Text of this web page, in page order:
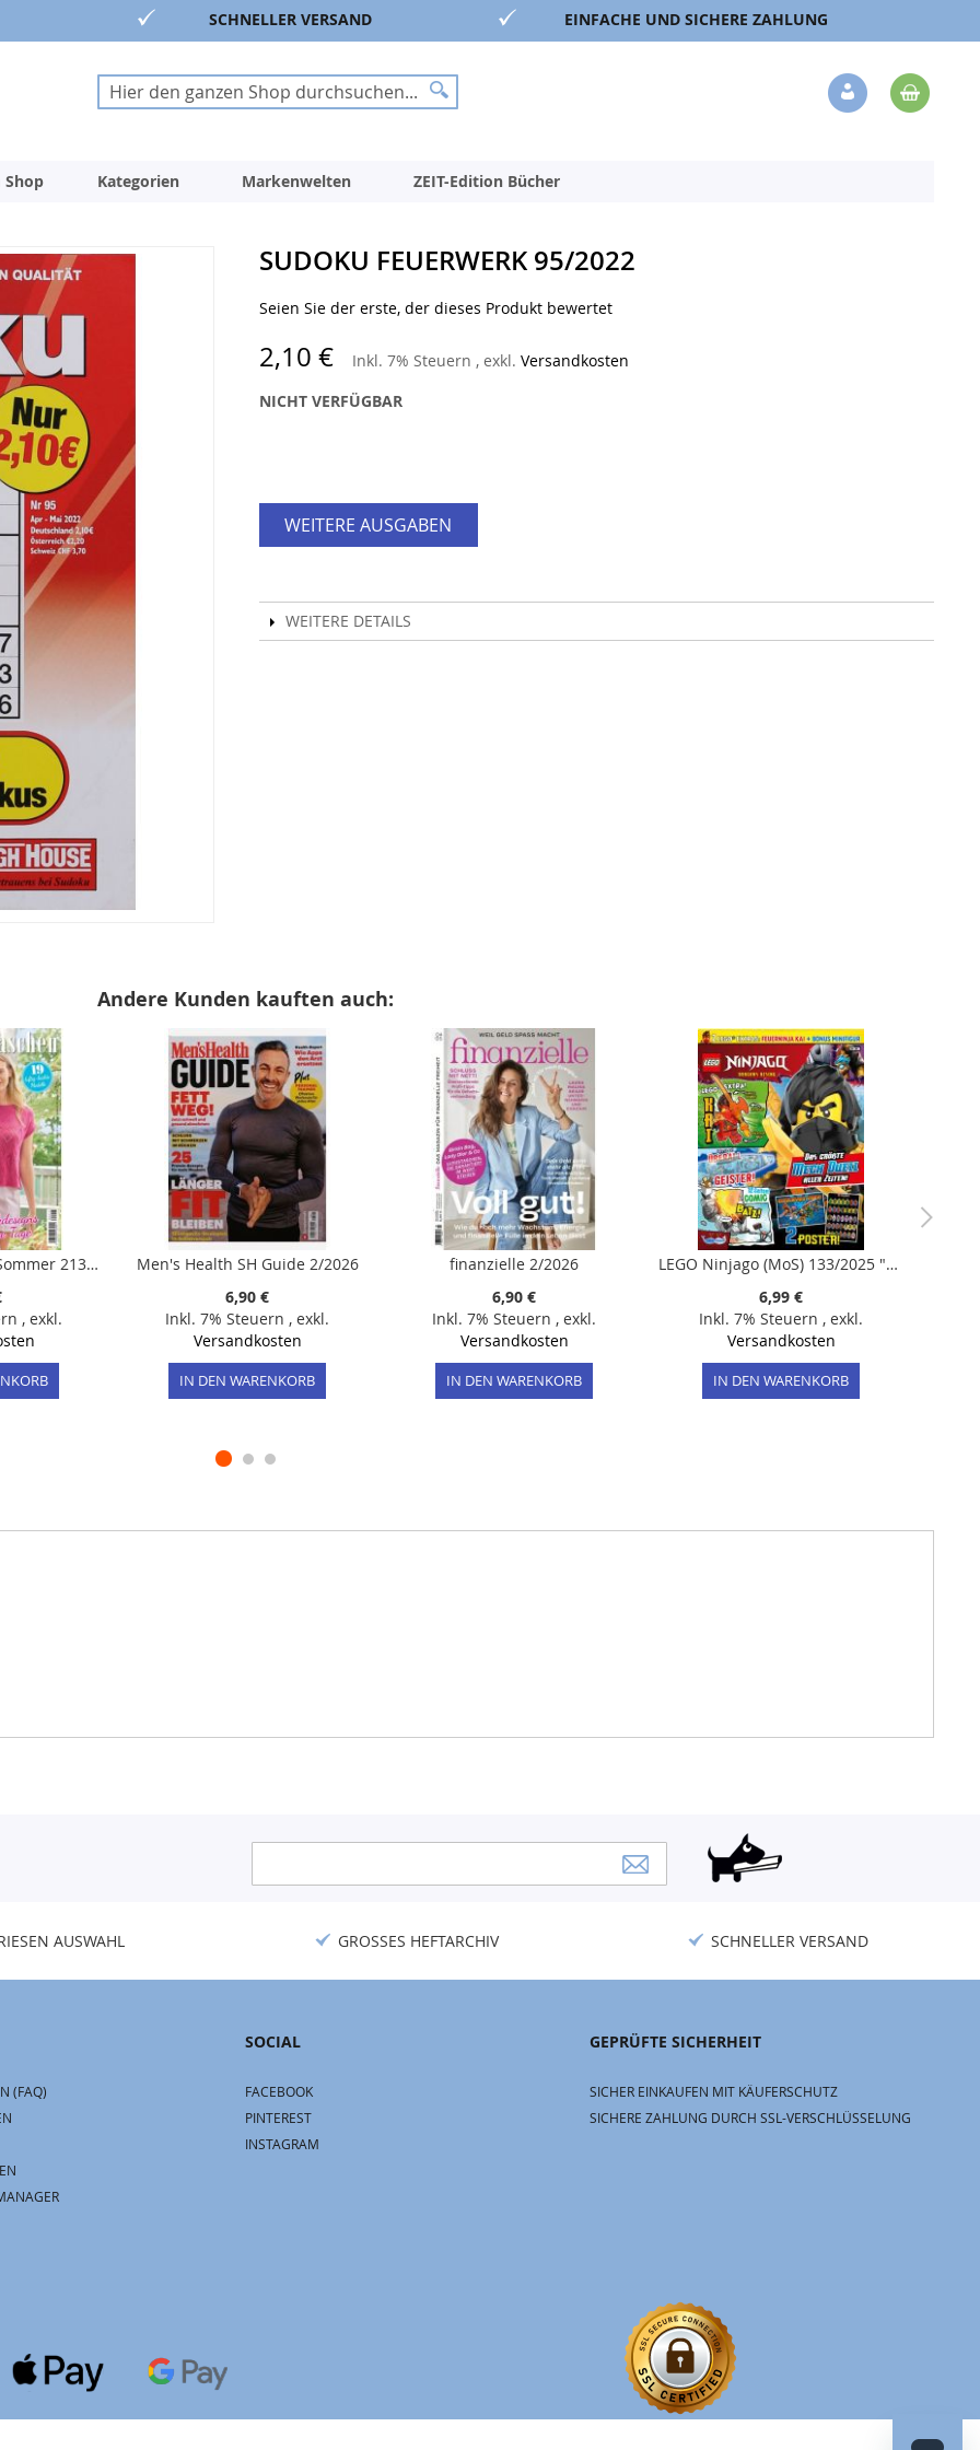
SCHNELLER VERSAND EINFACHE UND SICHERE ZAHLUNG
Suche
Suche
Veränderung
Shop Kategorien Markenwelten ZEIT-Edition Bücher
SUDOKU FEUERWERK 95/2022
Seien Sie der erste, der dieses Produkt bewertet
2,10 € Inkl. 7% Steuern , exkl. Versandkosten
NICHT VERFÜGBAR
WEITERE AUSGABEN
WEITERE DETAILS
Andere Kunden kauften auch:
Meine Strickmode Sommer 213/2026
, exkl.
Men's Health SH Guide 2/2026
6,90 €
Inkl. 7% Steuern , exkl.
Versandkosten
IN DEN WARENKORB
finanzielle 2/2026
6,90 €
Inkl. 7% Steuern , exkl.
Versandkosten
IN DEN WARENKORB
LEGO Ninjago (MoS) 133/2025 "Extra: Feuerninja Kai + Bonus Minifigur"
6,99 €
Inkl. 7% Steuern , exkl.
Versandkosten
IN DEN WARENKORB
Newsletter:
AUSWAHL GROSSES HEFTARCHIV SCHNELLER VERSAND
(FAQ)
SOCIAL
FACEBOOK
PINTEREST
INSTAGRAM
GEPRÜFTE SICHERHEIT
SICHER EINKAUFEN MIT KÄUFERSCHUTZ
SICHERE ZAHLUNG DURCH SSL-VERSCHLÜSSELUNG